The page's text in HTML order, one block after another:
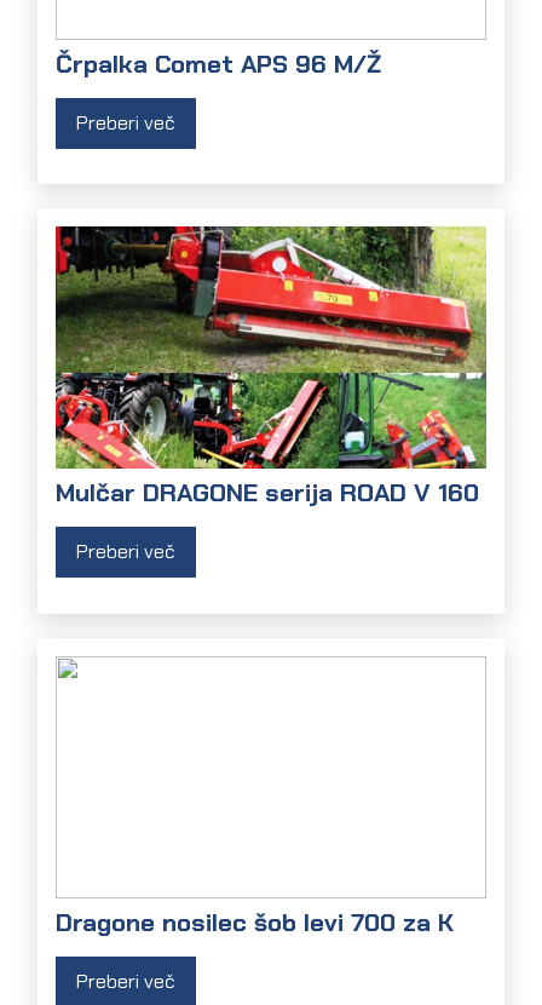
Črpalka Comet APS 96 M/Ž
Preberi več
Mulčar DRAGONE serija ROAD V 160
Preberi več
Dragone nosilec šob levi 700 za K
Preberi več